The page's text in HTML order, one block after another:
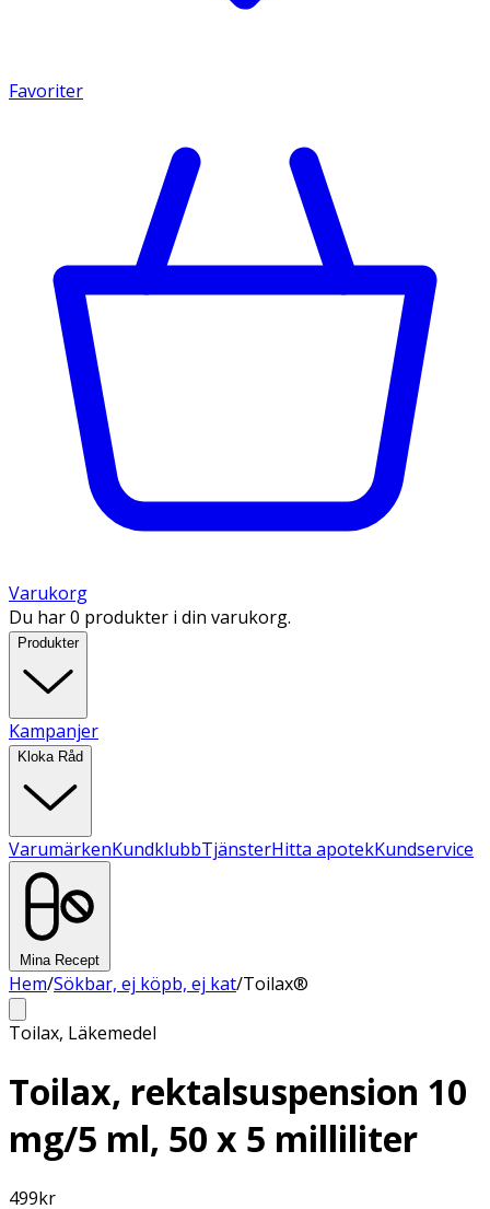
Favoriter
Varukorg
Du har 0 produkter i din varukorg.
Produkter
Kampanjer
Kloka Råd
VarumärkenKundklubbTjänsterHitta apotekKundservice
Mina Recept
Hem/Sökbar, ej köpb, ej kat/Toilax®
Toilax, Läkemedel
Toilax, rektalsuspension 10
mg/5 ml, 50 x 5 milliliter
499kr